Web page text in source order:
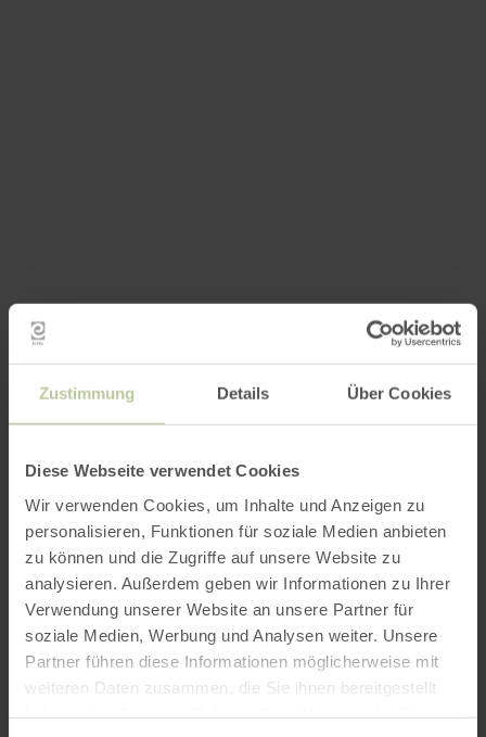
Zustimmung Details Über Cookies
Diese Webseite verwendet Cookies
Wir verwenden Cookies, um Inhalte und Anzeigen zu
personalisieren, Funktionen für soziale Medien anbieten
zu können und die Zugriffe auf unsere Website zu
analysieren. Außerdem geben wir Informationen zu Ihrer
Verwendung unserer Website an unsere Partner für
soziale Medien, Werbung und Analysen weiter. Unsere
Partner führen diese Informationen möglicherweise mit
weiteren Daten zusammen, die Sie ihnen bereitgestellt